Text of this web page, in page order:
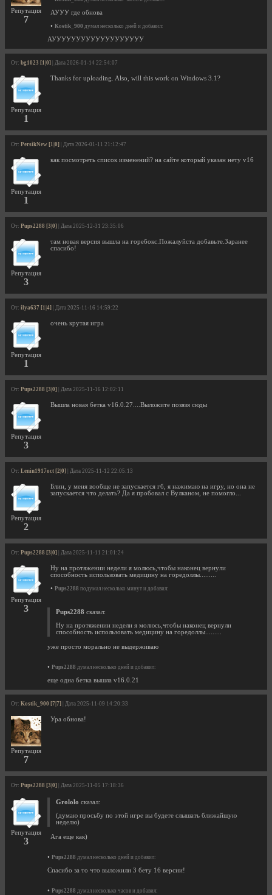
Репутация
7
АУУУ где обнова
• Kostik_900 думал несколько дней и добавил:
АУУУУУУУУУУУУУУУУУУУ
От: bg1023 [1|0] | Дата 2026-01-14 22:54:07
Репутация
1
Thanks for uploading. Also, will this work on Windows 3.1?
От: PersikNew [1|0] | Дата 2026-01-11 21:12:47
Репутация
1
как посмотреть список изменений? на сайте который указан нету v16
От: Pups2288 [3|0] | Дата 2025-12-31 23:35:06
Репутация
3
там новая версия вышла на горебокс.Пожалуйста добавьте.Заранее
спасибо!
От: ilya637 [1|4] | Дата 2025-11-16 14:59:22
Репутация
1
очень крутая игра
От: Pups2288 [3|0] | Дата 2025-11-16 12:02:11
Репутация
3
Вышла новая бетка v16.0.27....Выложите позязя сюды
От: Lenin1917oct [2|0] | Дата 2025-11-12 22:05:13
Репутация
2
Блин, у меня вообще не запускается гб, я нажимаю на игру, но она не
запускается что делать? Да я пробовал с Вулканом, не помогло...
От: Pups2288 [3|0] | Дата 2025-11-11 21:01:24
Репутация
3
Ну на протяжении недели я молюсь,чтобы наконец вернули
способность использовать медицину на горедоллы.........
• Pups2288 подумал несколько минут и добавил:
Pups2288 сказал:
Ну на протяжении недели я молюсь,чтобы наконец вернули
способность использовать медицину на горедоллы.........
уже просто морально не выдерживаю
• Pups2288 думал несколько дней и добавил:
еще одна бетка вышла v16.0.21
От: Kostik_900 [7|7] | Дата 2025-11-09 14:20:33
Репутация
7
Ура обнова!
От: Pups2288 [3|0] | Дата 2025-11-05 17:18:36
Репутация
3
Grololo сказал:
(думаю просьбу по этой игре вы будете слышать ближайшую
неделю)
Ага еще как)
• Pups2288 думал несколько дней и добавил:
Спасибо за то что выложили 3 бету 16 версии!
• Pups2288 думал несколько часов и добавил: